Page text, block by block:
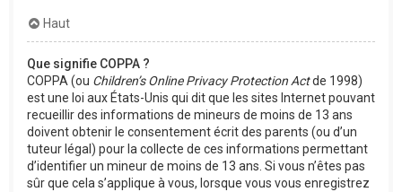
Haut
Que signifie COPPA ?
COPPA (ou Children’s Online Privacy Protection Actde 1998)
est une loi aux États-Unis qui dit que les sites Internet pouvant
recueillir des informations de mineurs de moins de 13 ans
doivent obtenir le consentement écrit des parents (ou d’un
tuteur légal) pour la collecte de ces informations permettant
d’identifier un mineur de moins de 13 ans. Si vous n’êtes pas
sûr que cela s’applique à vous, lorsque vous vous enregistrez